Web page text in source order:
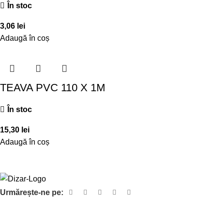
În stoc
3,06 lei
Adaugă în coș
TEAVA PVC 110 X 1M
În stoc
15,30 lei
Adaugă în coș
Urmărește-ne pe: